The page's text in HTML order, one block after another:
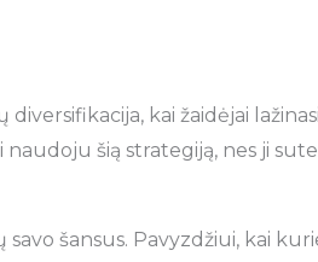
kai žaidėjai
šią strategiją, nes ji
šansus. Pavyzdžiui, kai